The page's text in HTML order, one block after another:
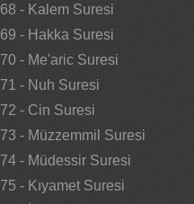
68 - Kalem Suresi
69 - Hakka Suresi
70 - Me'aric Suresi
71 - Nuh Suresi
72 - Cin Suresi
73 - Müzzemmil Suresi
74 - Müdessir Suresi
75 - Kıyamet Suresi